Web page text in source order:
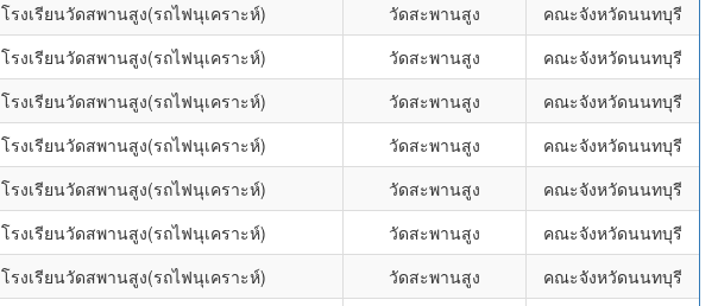
โรงเรียนวัดสพานสูง(รถไฟนุเคราะห์) วัดสะพานสูง
คณะจังหวัดนนทบุรี
โรงเรียนวัดสพานสูง(รถไฟนุเคราะห์) วัดสะพานสูง
คณะจังหวัดนนทบุรี
โรงเรียนวัดสพานสูง(รถไฟนุเคราะห์) วัดสะพานสูง
คณะจังหวัดนนทบุรี
โรงเรียนวัดสพานสูง(รถไฟนุเคราะห์) วัดสะพานสูง
คณะจังหวัดนนทบุรี
โรงเรียนวัดสพานสูง(รถไฟนุเคราะห์) วัดสะพานสูง
คณะจังหวัดนนทบุรี
โรงเรียนวัดสพานสูง(รถไฟนุเคราะห์) วัดสะพานสูง
คณะจังหวัดนนทบุรี
โรงเรียนวัดสพานสูง(รถไฟนุเคราะห์) วัดสะพานสูง
คณะจังหวัดนนทบุรี